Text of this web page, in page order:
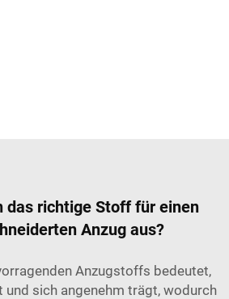
das richtige Stoff für einen
Anzug aus?
Anzugstoffs bedeutet,
und sich angenehm trägt, wodurch